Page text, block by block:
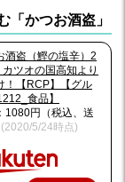
「かつお酒盗」
酒盗（鰹の塩辛）2
ツオの国高知より
！【RCP】【グル
食品】
1080円（税込、送
(2020/5/24時点)